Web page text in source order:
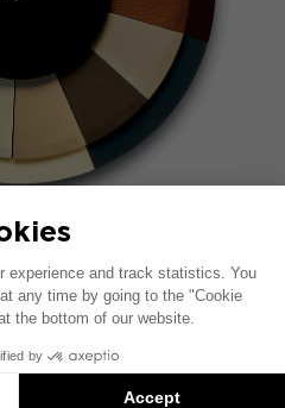
DES CUIRS
Stone, Tartufo,
Artic.